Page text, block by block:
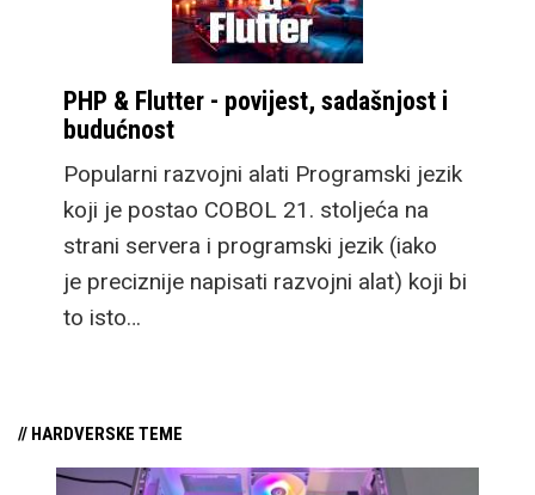
PHP & Flutter - povijest, sadašnjost i
budućnost
Popularni razvojni alati Programski jezik
koji je postao COBOL 21. stoljeća na
strani servera i programski jezik (iako
je preciznije napisati razvojni alat) koji bi
to isto…
// HARDVERSKE TEME